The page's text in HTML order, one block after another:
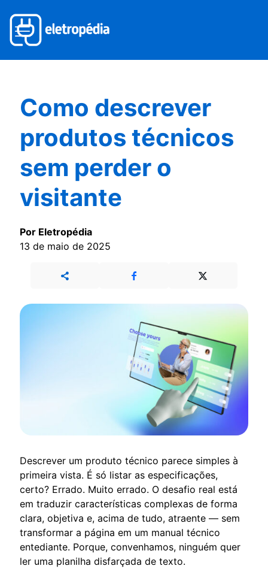
Como descrever
produtos técnicos
sem perder o
visitante
Por Eletropédia
13 de maio de 2025
Descrever um produto técnico parece simples à
primeira vista. É só listar as especificações,
certo? Errado. Muito errado. O desafio real está
em traduzir características complexas de forma
clara, objetiva e, acima de tudo, atraente — sem
transformar a página em um manual técnico
entediante. Porque, convenhamos, ninguém quer
ler uma planilha disfarçada de texto.